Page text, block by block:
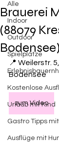
Alle
Indoor
Outdoor
Spielplätze
Kostenlose
Urlaub mit Kind
Gastro Tipps
Ausflüge mit
Brauerei
(88079
Bodensee)
📍 Weilerstr.
Bodensee
zum Video